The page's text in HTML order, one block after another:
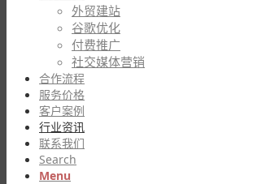
外贸建站
谷歌优化
付费推广
社交媒体营销
合作流程
服务价格
客户案例
行业资讯
联系我们
Search
Menu